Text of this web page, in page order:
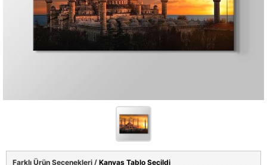
Farklı Ürün Seçenekleri / Kanvas Tablo Seçildi